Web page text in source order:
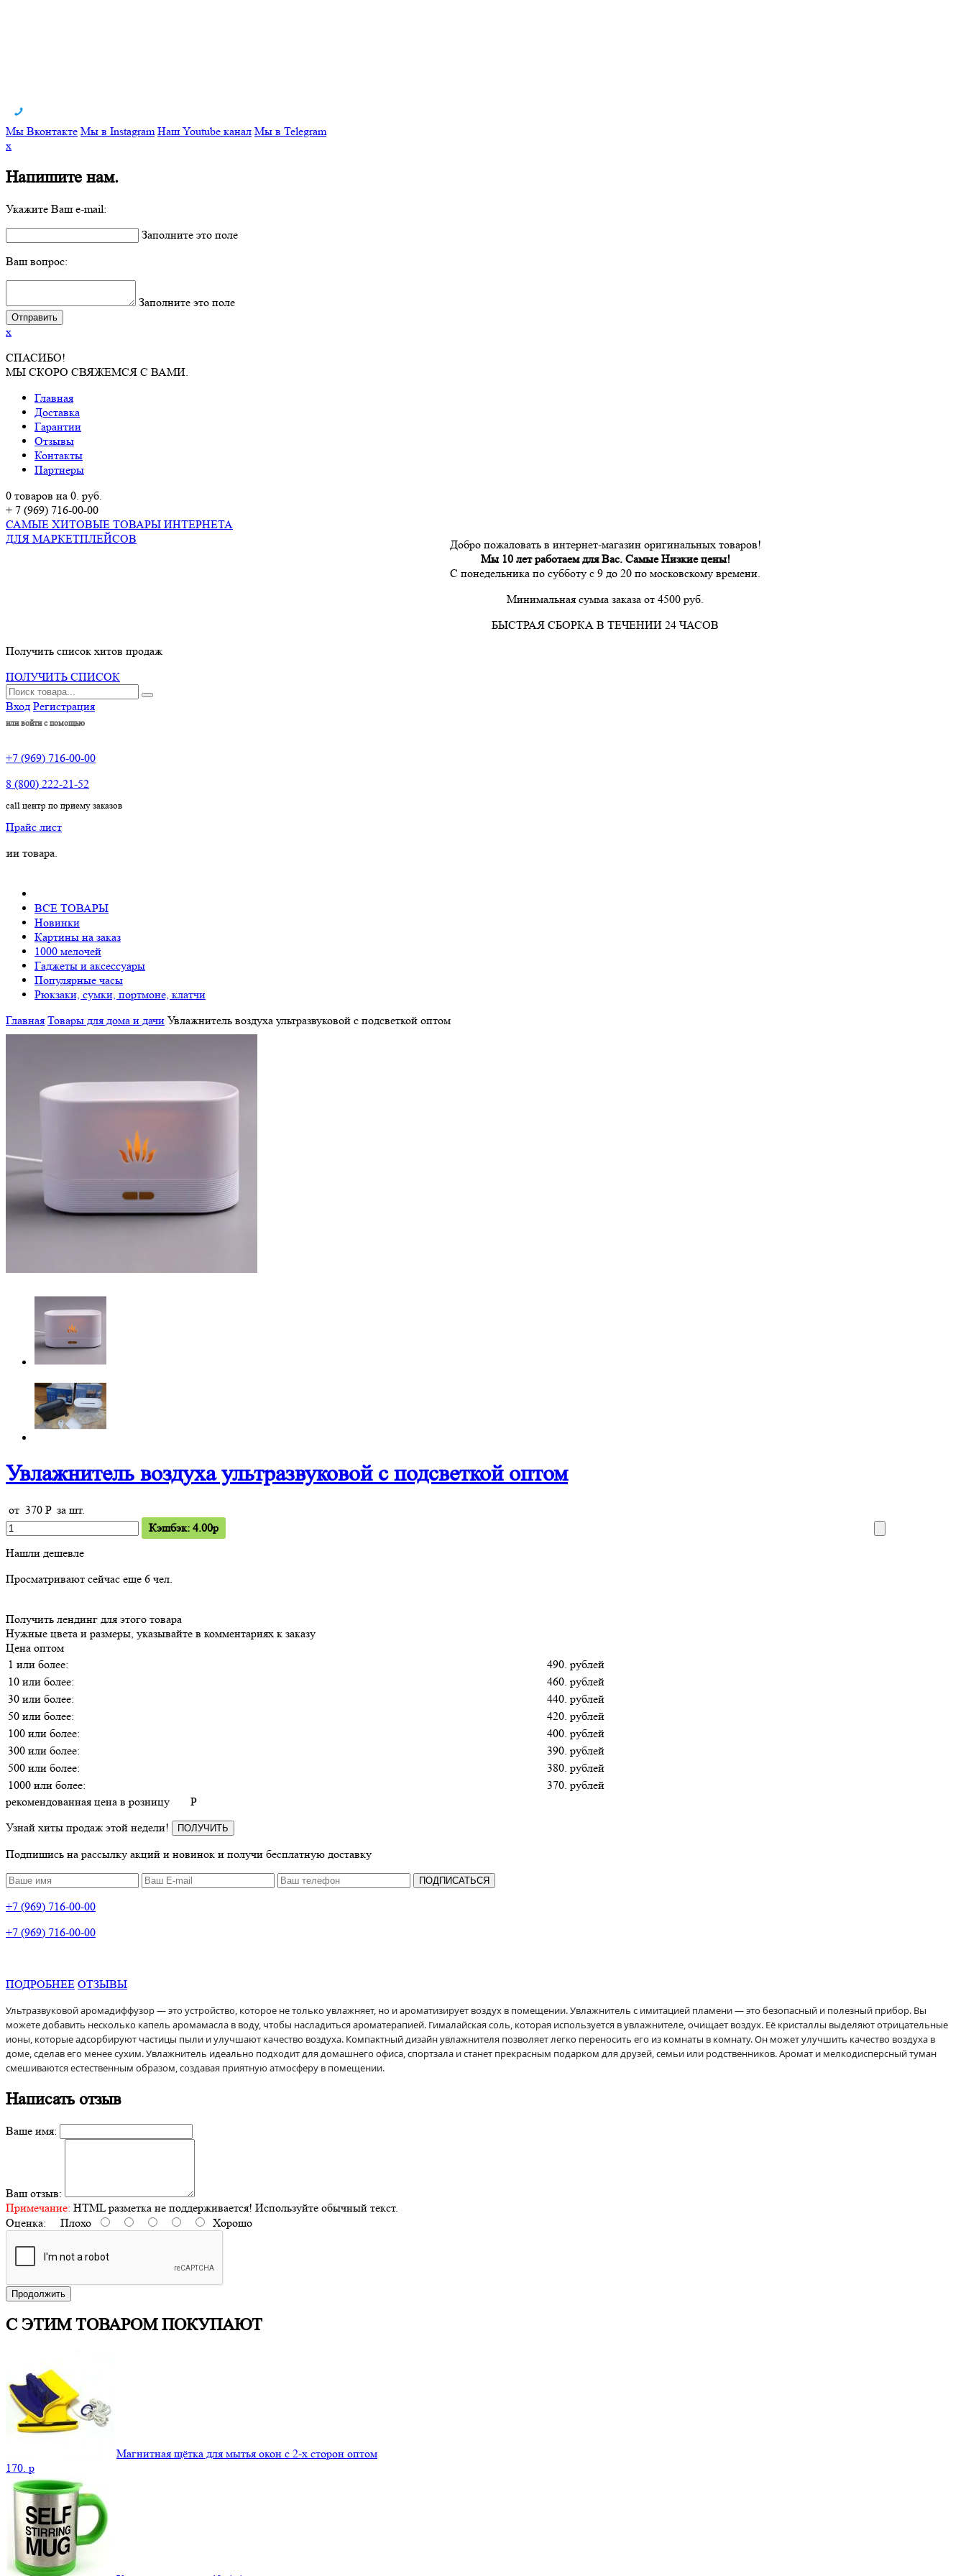
Мы Вконтакте Мы в Instagram Наш Youtube канал Мы в Telegram
x
Напишите нам.
Укажите Ваш e-mail:
Заполните это поле
Ваш вопрос:
Заполните это поле
x
СПАСИБО!
МЫ СКОРО СВЯЖЕМСЯ С ВАМИ.
Главная
Доставка
Гарантии
Отзывы
Контакты
Партнеры
0 товаров на 0. руб.
+ 7 (969) 716-00-00
САМЫЕ ХИТОВЫЕ ТОВАРЫ ИНТЕРНЕТА
ДЛЯ МАРКЕТПЛЕЙСОВ
Добро пожаловать в интернет-магазин оригинальных товаров!
Мы 10 лет работаем для Вас. Самые Низкие цены!
С понедельника по субботу с 9 до 20 по московскому времени.
Минимальная сумма заказа от 4500 руб.
БЫСТРАЯ СБОРКА В ТЕЧЕНИИ 24 ЧАСОВ
Получить список хитов продаж
ПОЛУЧИТЬ СПИСОК
Вход Регистрация
или войти с помощью
+7 (969) 716-00-00
8 (800) 222-21-52
call центр по приему заказов
Прайс лист
ВСЕ ТОВАРЫ
Новинки
Картины на заказ
1000 мелочей
Гаджеты и аксессуары
Популярные часы
Рюкзаки, сумки, портмоне, клатчи
Главная Товары для дома и дачи Увлажнитель воздуха ультразвуковой с подсветкой оптом
Увлажнитель воздуха ультразвуковой с подсветкой оптом
от 370 Pза шт.
Кэшбэк: 4.00p
Нашли дешевле
Просматривают сейчас еще 6 чел.
Получить лендинг для этого товара
Нужные цвета и размеры, указывайте в комментариях к заказу
Цена оптом
1 или более:
490. рублей
10 или более:
460. рублей
30 или более:
440. рублей
50 или более:
420. рублей
100 или более:
400. рублей
300 или более:
390. рублей
500 или более:
380. рублей
1000 или более:
370. рублей
рекомендованная цена в розницу
P
Узнай хиты продаж этой недели!
ПОЛУЧИТЬ
Подпишись на рассылку акций и новинок и получи бесплатную доставку
ПОДПИСАТЬСЯ
+7 (969) 716-00-00
+7 (969) 716-00-00
ПОДРОБНЕЕ ОТЗЫВЫ
Ультразвуковой аромадиффузор — это устройство, которое не только увлажняет, но и ароматизирует воздух в помещении. Увлажнитель с имитацией пламени — это безопасный и полезный прибор. Вы
можете добавить несколько капель аромамасла в воду, чтобы насладиться ароматерапией. Гималайская соль, которая используется в увлажнителе, очищает воздух. Её кристаллы выделяют отрицательные
ионы, которые адсорбируют частицы пыли и улучшают качество воздуха. Компактный дизайн увлажнителя позволяет легко переносить его из комнаты в комнату. Он может улучшить качество воздуха в
доме, сделав его менее сухим. Увлажнитель идеально подходит для домашнего офиса, спортзала и станет прекрасным подарком для друзей, семьи или родственников. Аромат и мелкодисперсный туман
смешиваются естественным образом, создавая приятную атмосферу в помещении.
Написать отзыв
Ваше имя:
Ваш отзыв:
Примечание: HTML разметка не поддерживается! Используйте обычный текст.
Оценка: Плохо Хорошо
Продолжить
С ЭТИМ ТОВАРОМ ПОКУПАЮТ
Магнитная щётка для мытья окон с 2-х сторон оптом
170. p